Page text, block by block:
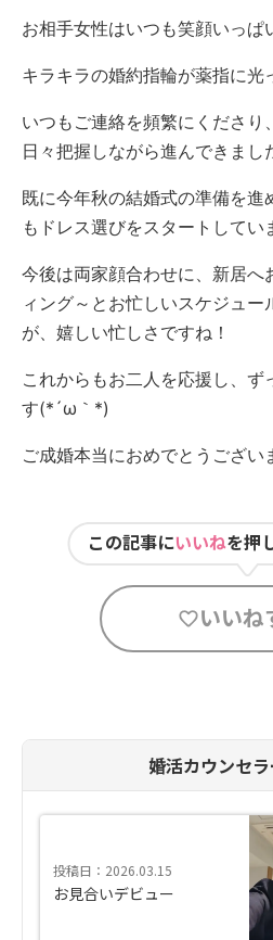
お相手女性はいつも笑顔いっぱ
キラキラの婚約指輪が薬指に光
いつもご連絡を頻繁にくださり
日々把握しながら進んできまし
既に今年秋の結婚式の準備を進
もドレス選びをスタートしてい
今後は両家顔合わせに、新居へ
ィング～とお忙しいスケジュー
が、嬉しい忙しさですね！
これからもお二人を応援し、ず
す(*´ω｀*)
ご成婚本当におめでとうござい
この記事にいいねを押
いいね
婚活カウンセ
投稿日：2026.03.15
お見合いデビュー